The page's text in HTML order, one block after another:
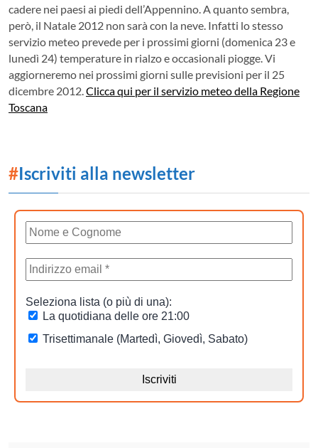
cadere nei paesi ai piedi dell’Appennino. A quanto sembra,
però, il Natale 2012 non sarà con la neve. Infatti lo stesso
servizio meteo prevede per i prossimi giorni (domenica 23 e
lunedì 24) temperature in rialzo e occasionali piogge. Vi
aggiorneremo nei prossimi giorni sulle previsioni per il 25
dicembre 2012. Clicca qui per il servizio meteo della Regione
Toscana
#Iscriviti alla newsletter